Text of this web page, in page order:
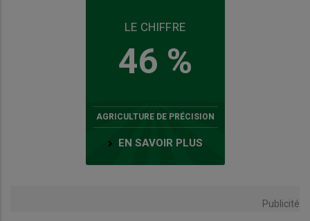
LE CHIFFRE
46 %
AGRICULTURE DE PRÉCISION
EN SAVOIR PLUS
Publicité